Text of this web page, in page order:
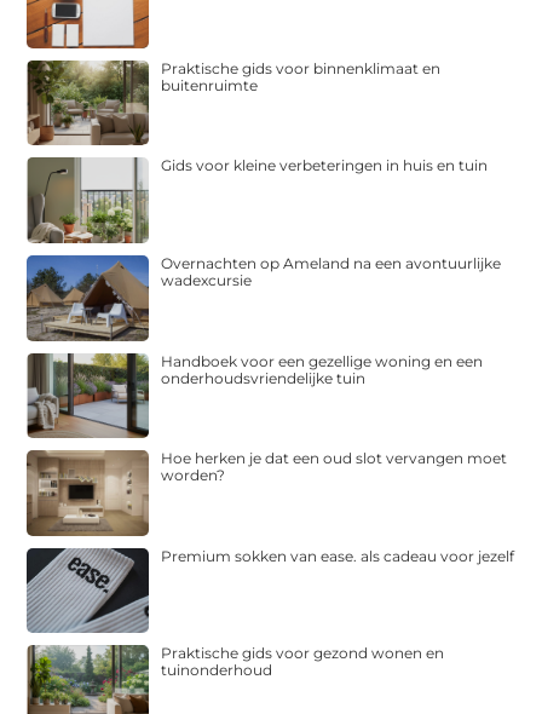
Praktische gids voor binnenklimaat en
buitenruimte
Gids voor kleine verbeteringen in huis en tuin
Overnachten op Ameland na een avontuurlijke
wadexcursie
Handboek voor een gezellige woning en een
onderhoudsvriendelijke tuin
Hoe herken je dat een oud slot vervangen moet
worden?
Premium sokken van ease. als cadeau voor jezelf
Praktische gids voor gezond wonen en
tuinonderhoud